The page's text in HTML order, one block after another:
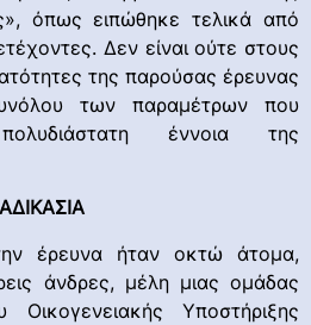
όπως ειπώθηκε τελικά από
Δεν είναι ούτε στους
της παρούσας έρευνας
των παραμέτρων που
έννοια της
έρευνα ήταν οκτώ άτομα,
άνδρες, μέλη μιας ομάδας
Υποστήριξης